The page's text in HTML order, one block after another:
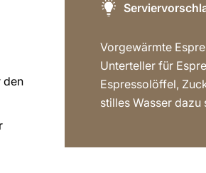
den
Vorgewärmte
Unterteller für
Espressolöffel,
stilles Wasser dazu